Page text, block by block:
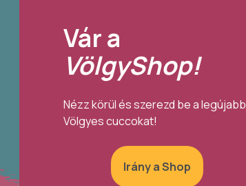
Vár a
VölgyShop!
Nézz körül és szerezd be a legújabb
Völgyes cuccokat!
Irány a Shop